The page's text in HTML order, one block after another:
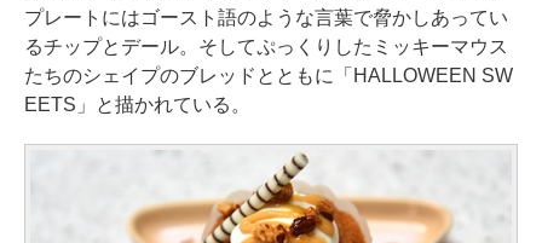
プレートにはゴースト語のような言葉で脅かしあってい
るチップとデール。そしてぷっくりしたミッキーマウス
たちのシェイプのブレッドとともに「HALLOWEEN SW
EETS」と描かれている。